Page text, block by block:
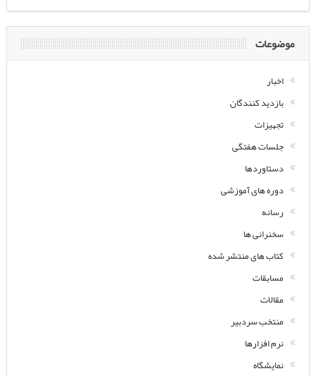
موضوعات
اخبار
بازدید کنندگان
تجهیزات
جلسات هفتگی
دستاوردها
دوره های آموزشی
رسانه
سخنرانی ها
کتاب های منتشر شده
مسابقات
مقالات
منتخب سردبیر
نرم افزارها
نمایشگاه